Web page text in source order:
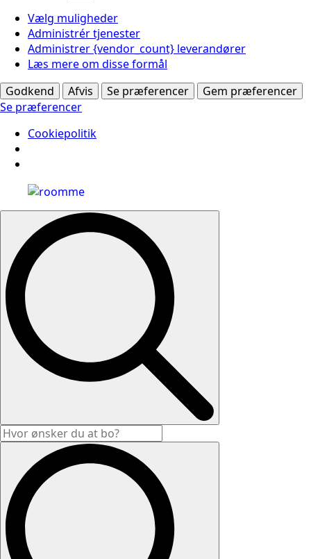
Vælg muligheder
Administrér tjenester
Administrer {vendor_count} leverandører
Læs mere om disse formål
Godkend
Afvis Se præferencer
Gem præferencer
Se præferencer
Cookiepolitik
Search